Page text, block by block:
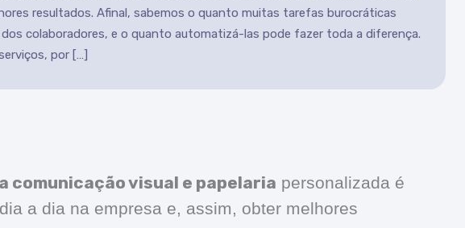
resultados. Afinal, sabemos o quanto muitas tarefas burocráticas
colaboradores, e o quanto automatizá-las pode fazer toda a diferença.
por […]
comunicação visual e papelaria personalizada é
a dia na empresa e, assim, obter melhores